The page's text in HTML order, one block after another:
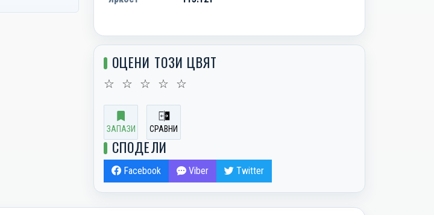
ОЦЕНИ ТОЗИ ЦВЯТ
☆ ☆ ☆ ☆ ☆
ЗАПАЗИ СРАВНИ
СПОДЕЛИ
Facebook Viber Twitter